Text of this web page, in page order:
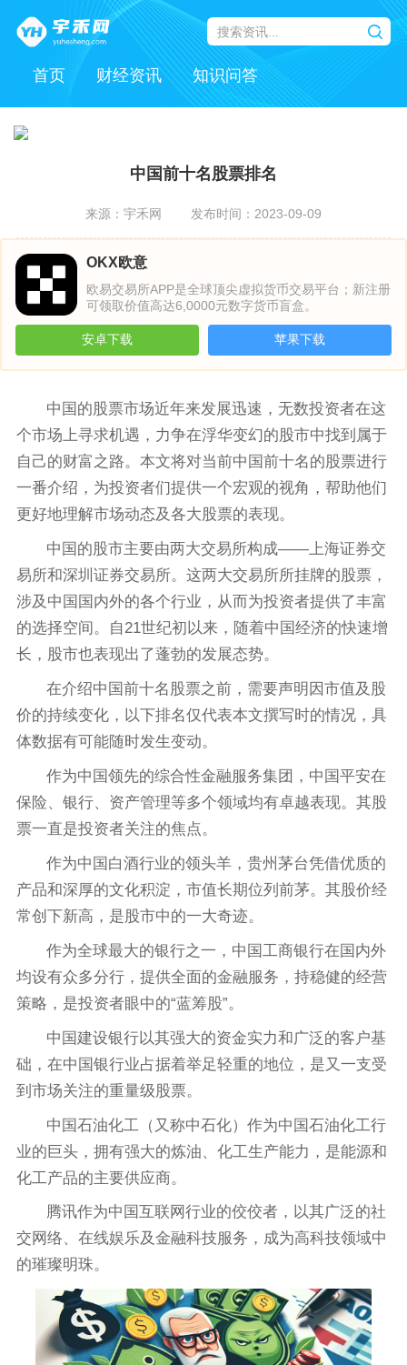
首页 财经资讯 知识问答
中国前十名股票排名
来源：宇禾网 发布时间：2023-09-09
OKX欧意
欧易交易所APP是全球顶尖虚拟货币交易平台；新注册
可领取价值高达6,0000元数字货币盲盒。
安卓下载 苹果下载
中国的股票市场近年来发展迅速，无数投资者在这
个市场上寻求机遇，力争在浮华变幻的股市中找到属于
自己的财富之路。本文将对当前中国前十名的股票进行
一番介绍，为投资者们提供一个宏观的视角，帮助他们
更好地理解市场动态及各大股票的表现。
中国的股市主要由两大交易所构成——上海证券交
易所和深圳证券交易所。这两大交易所所挂牌的股票，
涉及中国国内外的各个行业，从而为投资者提供了丰富
的选择空间。自21世纪初以来，随着中国经济的快速增
长，股市也表现出了蓬勃的发展态势。
在介绍中国前十名股票之前，需要声明因市值及股
价的持续变化，以下排名仅代表本文撰写时的情况，具
体数据有可能随时发生变动。
作为中国领先的综合性金融服务集团，中国平安在
保险、银行、资产管理等多个领域均有卓越表现。其股
票一直是投资者关注的焦点。
作为中国白酒行业的领头羊，贵州茅台凭借优质的
产品和深厚的文化积淀，市值长期位列前茅。其股价经
常创下新高，是股市中的一大奇迹。
作为全球最大的银行之一，中国工商银行在国内外
均设有众多分行，提供全面的金融服务，持稳健的经营
策略，是投资者眼中的“蓝筹股”。
中国建设银行以其强大的资金实力和广泛的客户基
础，在中国银行业占据着举足轻重的地位，是又一支受
到市场关注的重量级股票。
中国石油化工（又称中石化）作为中国石油化工行
业的巨头，拥有强大的炼油、化工生产能力，是能源和
化工产品的主要供应商。
腾讯作为中国互联网行业的佼佼者，以其广泛的社
交网络、在线娱乐及金融科技服务，成为高科技领域中
的璀璨明珠。